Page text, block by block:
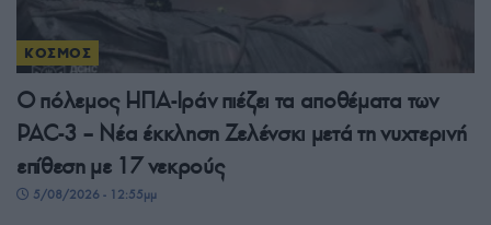
ΚΟΣΜΟΣ
Ο πόλεμος ΗΠΑ-Ιράν πιέζει τα αποθέματα των
PAC-3 – Νέα έκκληση Ζελένσκι μετά τη νυχτερινή
επίθεση με 17 νεκρούς
5/08/2026 - 12:55μμ